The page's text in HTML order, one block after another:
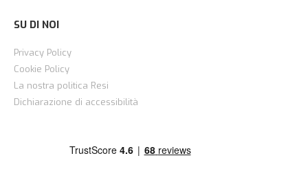
SU DI NOI
Privacy Policy
Cookie Policy
La nostra politica Resi
Dichiarazione di accessibilità